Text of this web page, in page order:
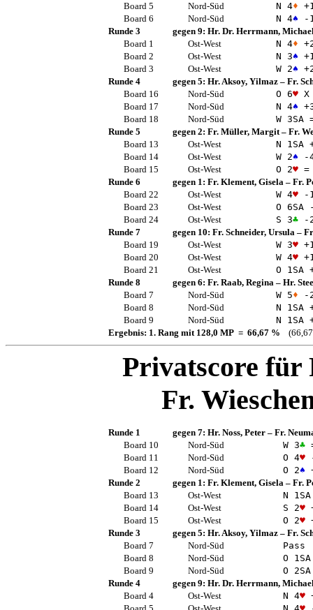
Board 5
Nord-Süd N 4♦
Board 6
Nord-Süd N 4♠ -
Runde 3
gegen 9: Hr. Dr. Herrmann,
Board 1
Ost-West N 4♦
Board 2
Ost-West N 3♠
Board 3
Ost-West W 2♠
Runde 4
gegen 5: Hr. Aksoy, Yilmaz– Fr.
Board 16
Nord-Süd O 6♥X
Board 17
Nord-Süd N 4♠
Board 18
Nord-Süd W 3SA
Runde 5
gegen 2: Fr. Müller, Margit– Fr.
Board 13
Ost-West N 1SA
Board 14
Ost-West W 2♠ -
Board 15
Ost-West O 2♥=
Runde 6
gegen 1: Fr. Klement, Gisela– Fr.
Board 22
Ost-West W 4♥-
Board 23
Ost-West O 6SA-
Board 24
Ost-West S 3♣-
Runde 7
gegen 10: Fr. Schneider, Ursula–
Board 19
Ost-West W 3♥
Board 20
Ost-West W 4♥
Board 21
Ost-West O 1SA
Runde 8
gegen 6: Fr. Raab, Regina– Hr.
Board 7
Nord-Süd W 5♦ -
Board 8
Nord-Süd N 1SA
Board 9
Nord-Süd N 1SA
Ergebnis: 1. Rang mit 128,0 MP = 66,67 %
Privatscore für
Fr.
Runde 1 gegen 7: Hr. Noss, Peter– Fr.
Board 10
Nord-Süd W 3♣
Board 11
Nord-Süd O 4♥-
Board 12
Nord-Süd O 2♠
Runde 2
gegen 1: Fr. Klement, Gisela – Fr.
Board 13
Ost-West N 1 SA
Board 14
Ost-West S 2♥
Board 15
Ost-West O 2♥
Runde 3
gegen 5: Hr. Aksoy, Yilmaz– Fr.
Board 7
Nord-Süd
Pass
Board 8
Nord-Süd O 1 SA
Board 9
Nord-Süd O 2SA
Runde 4
gegen 9: Hr. Dr. Herrmann,
Board 4
Ost-West N 4♥